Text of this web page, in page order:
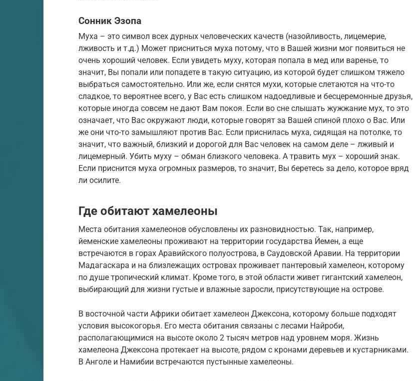
Сонник Эзопа
Муха – это символ всех дурных человеческих качеств (назойливость, лицемерие,
лживость и т.д.) Может присниться муха потому, что в Вашей жизни мог появиться не
очень хороший человек. Если увидеть муху, которая попала в мед или варенье, то
значит, Вы попали или попадете в такую ситуацию, из которой будет слишком тяжело
выбраться самостоятельно. Или же, если снятся мухи, которые слетаются на что-то
сладкое, то вероятнее всего, у Вас есть слишком надоедливые и бесцеремонные друзья,
которые иногда совсем не дают Вам покоя. Если во сне слышать жужжание мух, то это
означает, что Вас окружают люди, которые говорят за Вашей спиной плохо о Вас. Или
же они что-то замышляют против Вас. Если приснилась муха, сидящая на потолке, то
значит, что важный, близкий и дорогой для Вас человек на самом деле – лживый и
лицемерный. Убить муху – обман близкого человека. А травить мух – хороший знак.
Если приснится муха огромных размеров, то значит, Вы беретесь за дело, которое вряд
ли осилите.
Где обитают хамелеоны
Места обитания хамелеонов обусловлены их разновидностью. Так, например,
йеменские хамелеоны проживают на территории государства Йемен, а еще
встречаются в горах Аравийского полуострова, в Саудовской Аравии. На территории
Мадагаскара и на близлежащих островах проживает пантеровый хамелеон, которому
по душе тропический климат. Кроме того, в этой области живет гигантский хамелеон,
выбирающий для жизни густые и влажные заросли, присутствующие на острове.
В восточной части Африки обитает хамелеон Джексона, которому больше подходят
условия высокогорья. Его места обитания связаны с лесами Найроби,
располагающимися на высоте около 2 тысяч метров над уровнем моря. Жизнь
хамелеона Джексона протекает на высоте, рядом с кронами деревьев и кустарниками.
В Анголе и Намибии встречаются пустынные хамелеоны.